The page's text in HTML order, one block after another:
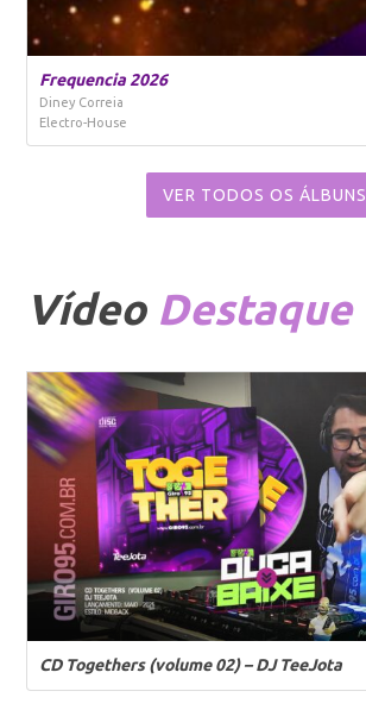
Frequencia 2026
Diney Correia
Electro-House
VER TODOS OS ÁLBUNS
Vídeo Destaque
CD Togethers (volume 02) – DJ TeeJota